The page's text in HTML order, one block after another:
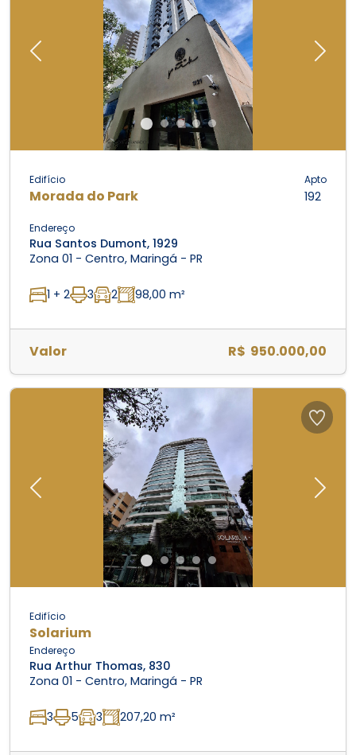
Previous Next
Edifício
Morada do Park
Apto
192
Endereço
Rua Santos Dumont, 1929
Zona 01 - Centro, Maringá - PR
1 + 2 3 2 98,00 m²
Valor R$ 950.000,00
Previous Next
Edifício
Solarium
Endereço
Rua Arthur Thomas, 830
Zona 01 - Centro, Maringá - PR
3 5 3 207,20 m²